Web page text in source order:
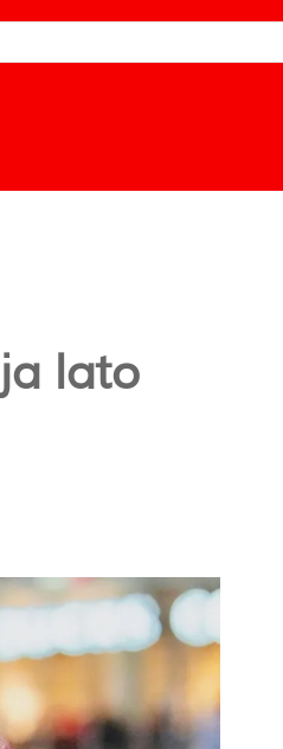
lato